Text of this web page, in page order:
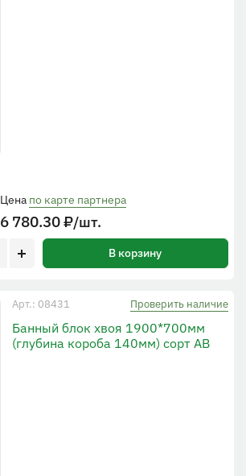
Цена по карте партнера
6 780.30₽/шт.
В корзину
Арт.: 08431 Проверить наличие
Банный блок хвоя 1900*700мм
(глубина короба 140мм) сорт АВ